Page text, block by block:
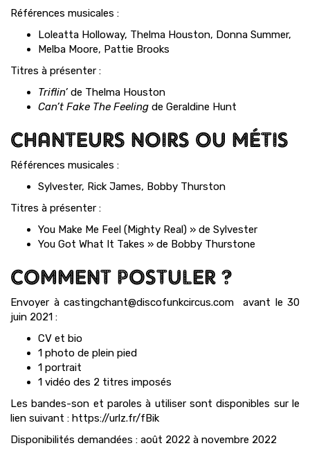
Références musicales :
Loleatta Holloway, Thelma Houston, Donna Summer,
Melba Moore, Pattie Brooks
Titres à présenter :
Triflin’ de Thelma Houston
Can’t Fake The Feeling de Geraldine Hunt
CHANTEURS NOIRS OU MÉTIS
Références musicales :
Sylvester, Rick James, Bobby Thurston
Titres à présenter :
You Make Me Feel (Mighty Real) » de Sylvester
You Got What It Takes » de Bobby Thurstone
COMMENT POSTULER ?
Envoyer à castingchant@discofunkcircus.com avant le 30
juin 2021 :
CV et bio
1 photo de plein pied
1 portrait
1 vidéo des 2 titres imposés
Les bandes-son et paroles à utiliser sont disponibles sur le
lien suivant : https://urlz.fr/fBik
Disponibilités demandées : août 2022 à novembre 2022